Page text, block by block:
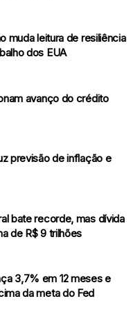
muda leitura de resiliência
dos EUA
avanço do crédito
previsão de inflação e
bate recorde, mas dívida
de R$ 9 trilhões
3,7% em 12 meses e
da meta do Fed